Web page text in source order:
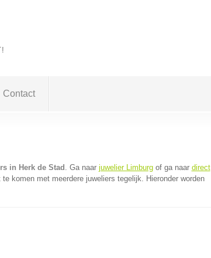
Contact
in Herk de Stad. Ga naar juwelier Limburgof ga naar direct
komen met meerdere juweliers tegelijk. Hieronder worden